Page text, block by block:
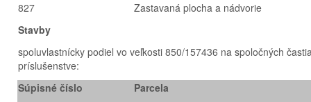
827
Zastavaná plocha a nádvorie
Stavby
spoluvlastnícky podiel vo veľkosti 850/157436 na spoločných
príslušenstve:
Súpisné číslo
Parcela